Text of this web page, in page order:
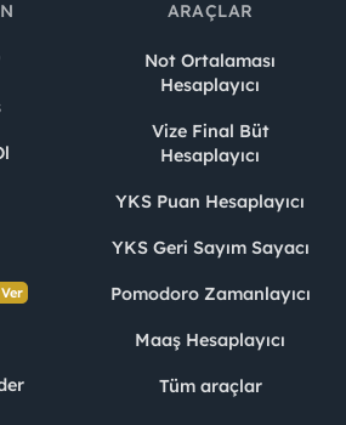
ARAÇLAR
Not Ortalaması
Hesaplayıcı
Vize Final Büt
Hesaplayıcı
YKS Puan Hesaplayıcı
YKS Geri Sayım Sayacı
Pomodoro Zamanlayıcı
Maaş Hesaplayıcı
Tüm araçlar